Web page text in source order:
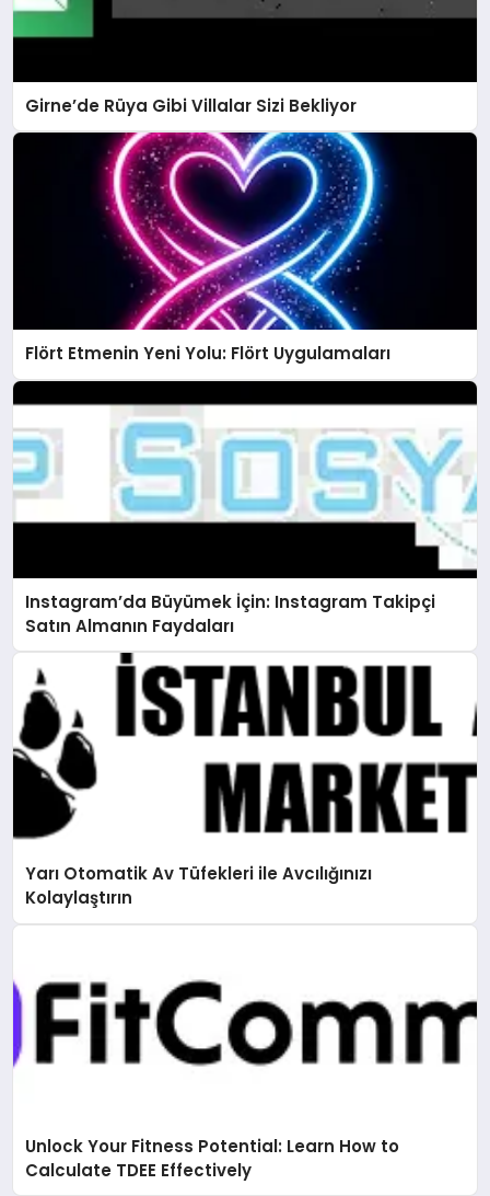
Girne’de Rüya Gibi Villalar Sizi Bekliyor
Flört Etmenin Yeni Yolu: Flört Uygulamaları
Instagram’da Büyümek İçin: Instagram Takipçi
Satın Almanın Faydaları
Yarı Otomatik Av Tüfekleri ile Avcılığınızı
Kolaylaştırın
Unlock Your Fitness Potential: Learn How to
Calculate TDEE Effectively